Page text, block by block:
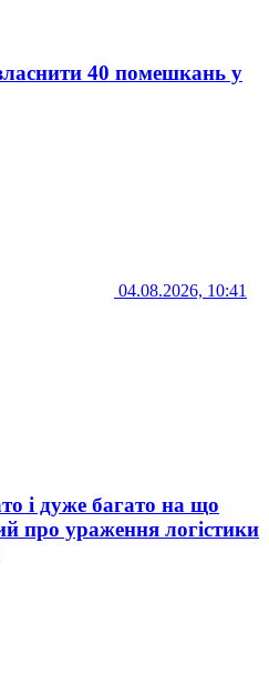
40 помешкань у
04.08.2026, 10:41
і дуже багато на що
про ураження логістики